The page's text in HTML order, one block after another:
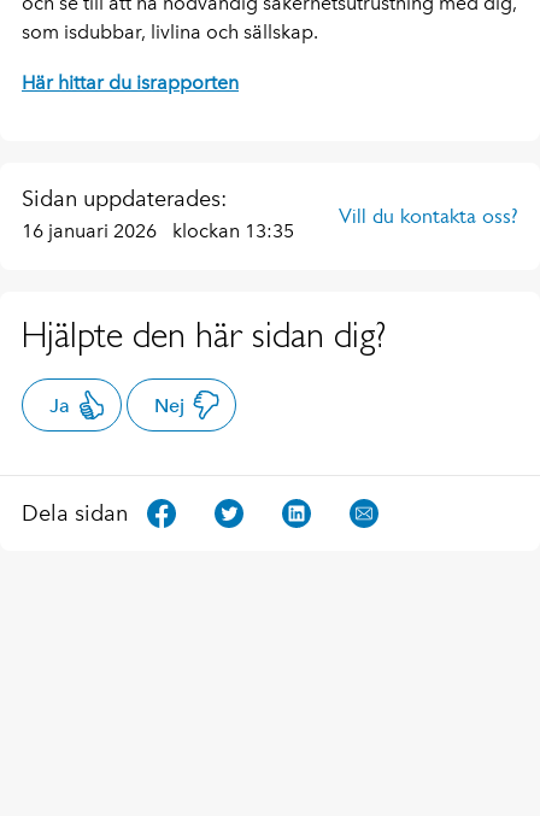
som isdubbar, livlina och sällskap.
Här hittar du israpporten
Sidan uppdaterades:
16 januari 2026 klockan 13:35
Vill du kontakta oss?
Hjälpte den här sidan dig?
Ja Nej
Dela sidan